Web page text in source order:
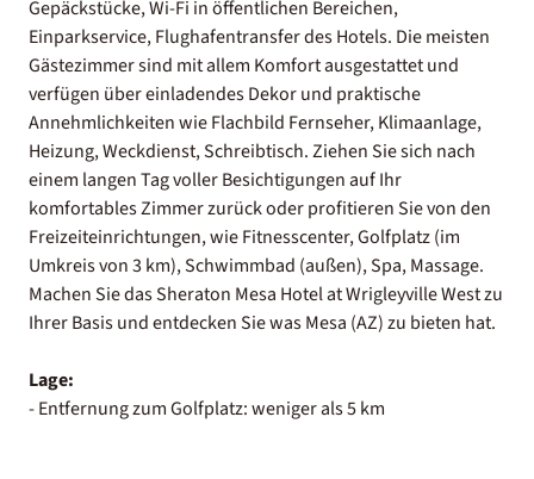
Gepäckstücke, Wi-Fi in öffentlichen Bereichen,
Einparkservice, Flughafentransfer des Hotels. Die meisten
Gästezimmer sind mit allem Komfort ausgestattet und
verfügen über einladendes Dekor und praktische
Annehmlichkeiten wie Flachbild Fernseher, Klimaanlage,
Heizung, Weckdienst, Schreibtisch. Ziehen Sie sich nach
einem langen Tag voller Besichtigungen auf Ihr
komfortables Zimmer zurück oder profitieren Sie von den
Freizeiteinrichtungen, wie Fitnesscenter, Golfplatz (im
Umkreis von 3 km), Schwimmbad (außen), Spa, Massage.
Machen Sie das Sheraton Mesa Hotel at Wrigleyville West zu
Ihrer Basis und entdecken Sie was Mesa (AZ) zu bieten hat.
Lage:
- Entfernung zum Golfplatz: weniger als 5 km